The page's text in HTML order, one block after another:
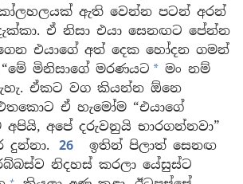
ඇති වෙන්න පටන් අරන්
ඒ නිසා එයා සෙනඟට පේන්න
එයාගේ අත් දෙක හෝදන ගමන්
මිනිසාගේ මරණයට * මං නම්
ඒකට වග කියන්න ඕනෙ
ඒ හැමෝම “එයාගේ
අපේ දරුවනුයි භාරගන්නවා”
දුන්නා. 26
ඉතින් පිලාත් සෙනඟ
නිදහස් කරලා යේසුස්ට
+